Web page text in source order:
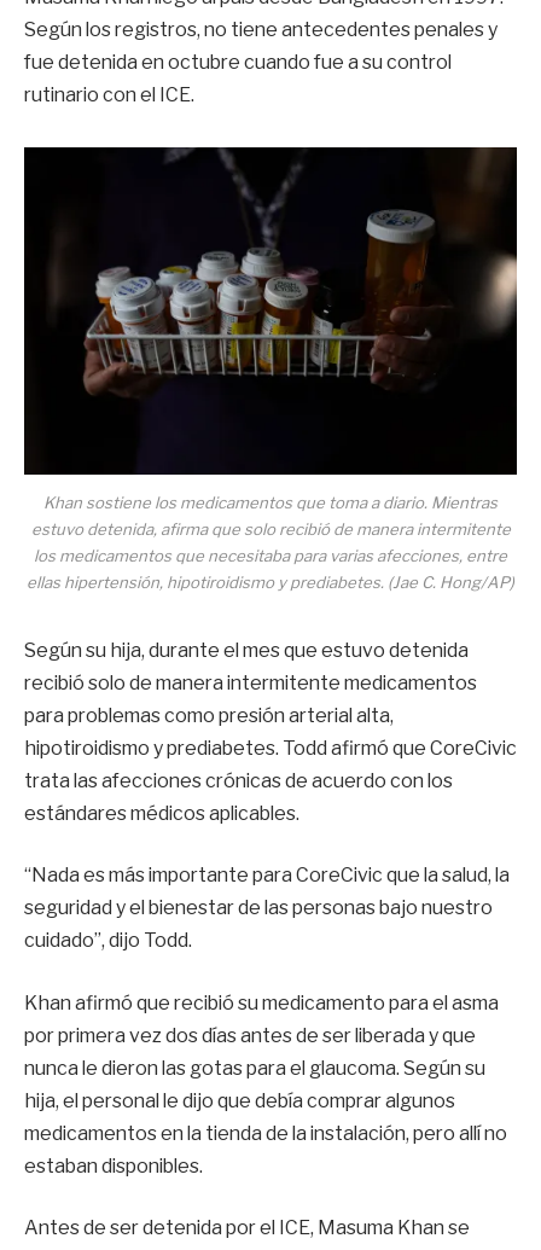
Según los registros, no tiene antecedentes penales y
fue detenida en octubre cuando fue a su control
rutinario con el ICE.
Khan sostiene los medicamentos que toma a diario. Mientras
estuvo detenida, afirma que solo recibió de manera intermitente
los medicamentos que necesitaba para varias afecciones, entre
ellas hipertensión, hipotiroidismo y prediabetes. (Jae C. Hong/AP)
Según su hija, durante el mes que estuvo detenida
recibió solo de manera intermitente medicamentos
para problemas como presión arterial alta,
hipotiroidismo y prediabetes. Todd afirmó que CoreCivic
trata las afecciones crónicas de acuerdo con los
estándares médicos aplicables.
“Nada es más importante para CoreCivic que la salud, la
seguridad y el bienestar de las personas bajo nuestro
cuidado”, dijo Todd.
Khan afirmó que recibió su medicamento para el asma
por primera vez dos días antes de ser liberada y que
nunca le dieron las gotas para el glaucoma. Según su
hija, el personal le dijo que debía comprar algunos
medicamentos en la tienda de la instalación, pero allí no
estaban disponibles.
Antes de ser detenida por el ICE, Masuma Khan se